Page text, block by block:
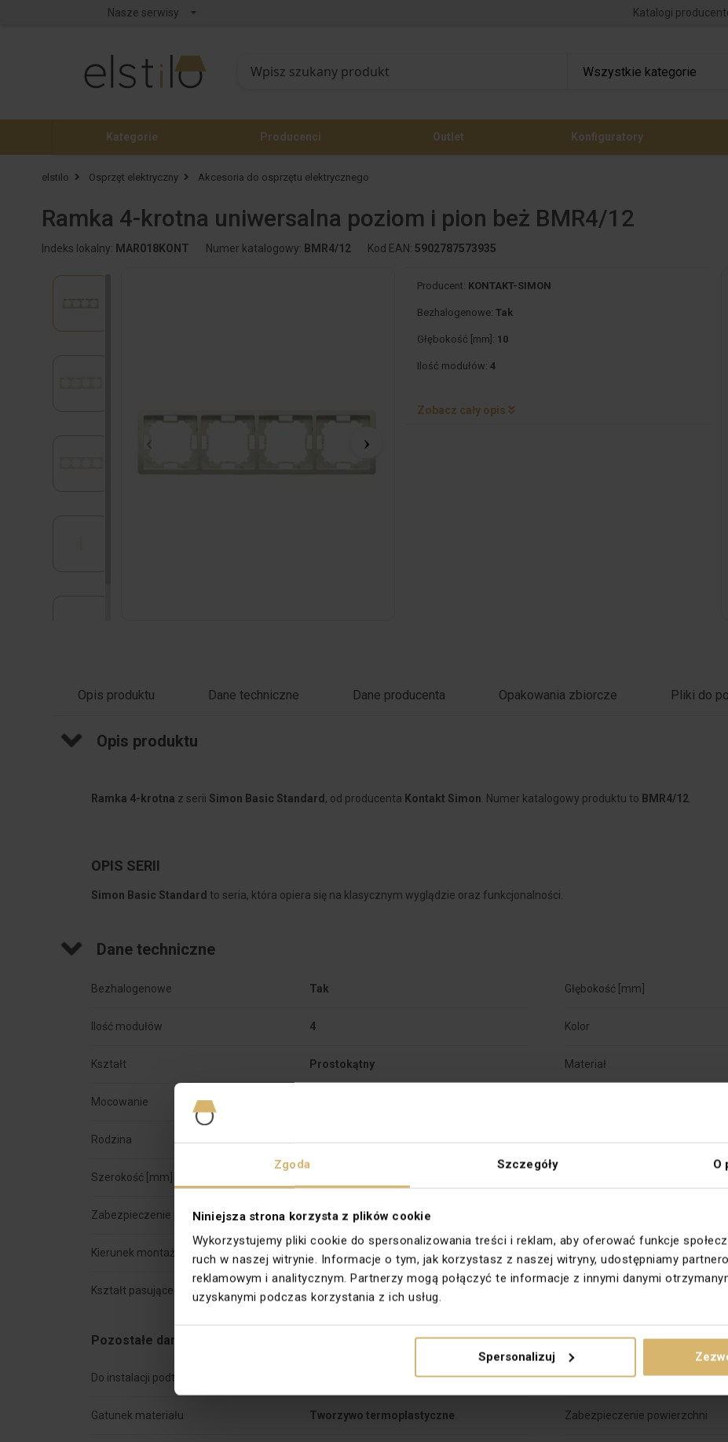
Zgoda Szczegóły O
Niniejsza strona korzysta z plików cookie
Wykorzystujemy pliki cookie do spersonalizowania treści i reklam, aby oferować funkcje
ruch w naszej witrynie. Informacje o tym, jak korzystasz z naszej witryny, udostępniamy
reklamowym i analitycznym. Partnerzy mogą połączyć te informacje z innymi danymi
uzyskanymi podczas korzystania z ich usług.
Spersonalizuj
Nasze serwisy Katalogi
Kategorie Producenci Outlet Konfiguratory
elstilo Osprzęt elektryczny Akcesoria do osprzętu elektrycznego
Ramka 4-krotna uniwersalna poziom i pion beż BMR4/12
Indeks lokalny: MAR018KONT Numer katalogowy: BMR4/12 Kod EAN:5902787573935
Producent: KONTAKT-SIMON
Bezhalogenowe:Tak
Głębokość [mm]: 10
Ilość modułów:4
Zobacz cały opis
Opis produktu Dane techniczne Dane producenta Opakowania zbiorcze Pliki do
Opis produktu
Ramka 4-krotna z serii Simon Basic Standard , od producenta Kontakt Simon . Numer katalogowy produktu to BMR4/12.
OPIS SERII
Simon Basic Standard to seria, która opiera się na klasycznym wyglądzie oraz funkcjonalności.
Dane techniczne
Bezhalogenowe Tak
Ilość modułów 4
Kształt Prostokątny
Mocowanie
Rodzina
Szerokość [mm]
Zabezpieczenie powierzchni Naturalne
Kierunek montażu Uniwersalny
Kształt pasującego osprzętu Kwadratowy, Prostokątny
Głębokość [mm]
Kolor
Materiał
Do osprzętu modułowego
Pozostałe dane techniczne
Do instalacji podtynkowych
Gatunek materiału Tworzywo termoplastyczne
Materiał
Zabezpieczenie powierzchni